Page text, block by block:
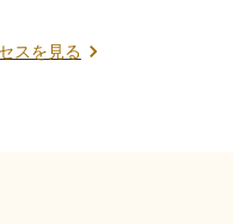
スを見る